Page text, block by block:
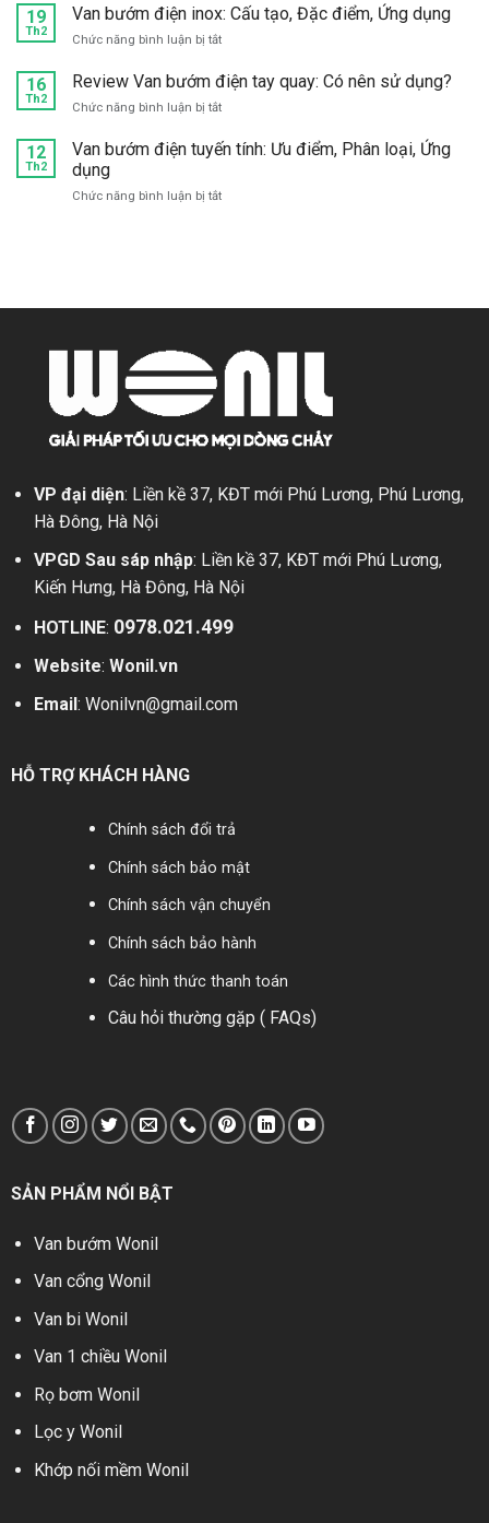
304,
chất
lượng
đâu?
bướm
nén
tính:
Phân
loại,
dụng
19
Th2
Van bướm điện inox: Cấu tạo, Đặc điểm, Ứng dụng
Chức năng bình luận bị tắtở
bướm
điện
inox:
tạo,
16
Th2
Review Van bướm điện tay quay: Có nên sử dụng?
Chức năng bình luận bị tắtở
Van
tay
12
Th2
Van bướm điện tuyến tính: Ưu điểm, Phân loại, Ứng
dụng
Chức năng bình luận bị tắtở
Ưu
loại,
VP đại diện: Liền kề 37, KĐT mới Phú Lương, Phú Lương,
Hà Đông, Hà Nội
VPGD Sau sáp nhập: Liền kề 37, KĐT mới Phú Lương,
Kiến Hưng, Hà Đông, Hà Nội
HOTLINE: 0978.021.499
Website: Wonil.vn
Email: Wonilvn@gmail.com
HỖ TRỢ KHÁCH HÀNG
Chính sách đổi trả
Chính sách bảo mật
Chính sách vận chuyển
Chính sách bảo hành
Các hình thức thanh toán
Câu hỏi thường gặp ( FAQs)
SẢN PHẨM NỔI BẬT
Van bướm Wonil
Van cổng Wonil
Van bi Wonil
Van 1 chiều Wonil
Rọ bơm Wonil
Lọc y Wonil
Khớp nối mềm Wonil